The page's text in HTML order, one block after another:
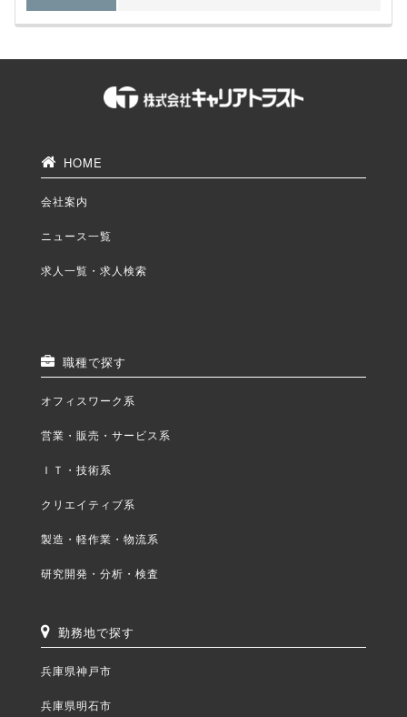
HOME
会社案内
ニュース一覧
求人一覧・求人検索
職種で探す
オフィスワーク系
営業・販売・サービス系
ＩＴ・技術系
クリエイティブ系
製造・軽作業・物流系
研究開発・分析・検査
勤務地で探す
兵庫県神戸市
兵庫県明石市